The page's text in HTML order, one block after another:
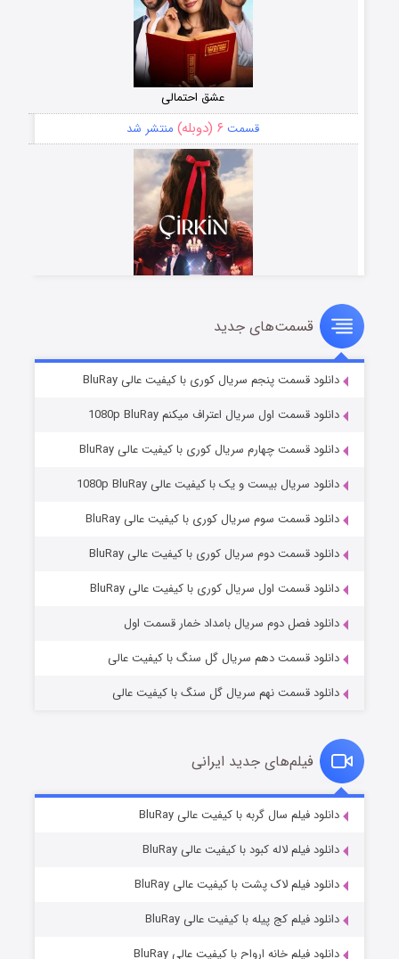
عشق احتمالی
قسمت ۶ (دوبله) منتشر شد
سریال زشت
قسمت۵ (زیرنویس) منتشر شد
وستی ها
قسمت۱ (زیرنویس) منتشر شد
قسمت۶ (زیرنویس) منتشر شد
قسمت‌های جدید
دانلود قسمت پنجم سریال کوری با کیفیت عالی BluRay
دانلود قسمت اول سریال اعتراف میکنم 1080p BluRay
دانلود قسمت چهارم سریال کوری با کیفیت عالی BluRay
دانلود سریال بیست و یک با کیفیت عالی 1080p BluRay
دانلود قسمت سوم سریال کوری با کیفیت عالی BluRay
دانلود قسمت دوم سریال کوری با کیفیت عالی BluRay
دانلود قسمت اول سریال کوری با کیفیت عالی BluRay
دانلود فصل دوم سریال بامداد خمار قسمت اول
دانلود قسمت دهم سریال گل سنگ با کیفیت عالی
دانلود قسمت نهم سریال گل سنگ با کیفیت عالی
فیلم‌های جدید ایرانی
دانلود فیلم سال گربه با کیفیت عالی BluRay
دانلود فیلم لاله کبود با کیفیت عالی BluRay
دانلود فیلم لاک پشت با کیفیت عالی BluRay
دانلود فیلم کج‌ پیله با کیفیت عالی BluRay
دانلود فیلم خانه ارواح با کیفیت عالی BluRay